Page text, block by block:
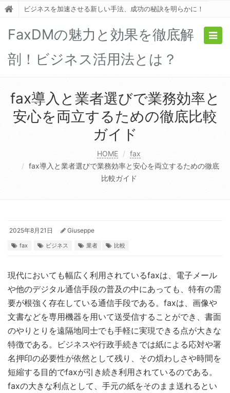
ビジネスを加速させる新しい手法、成功の秘訣を明らかに！
FaxDMの魅力と効果を徹底解
剖！ビジネス活用法とは？
fax導入と業者選びで業務効率と
安心を両立するための徹底比較
ガイド
HOME
fax
fax導入と業者選びで業務効率と安心を両立するための徹底
比較ガイド
2025年8月21日 Giuseppe
fax ビジネス 業者 比較
現代においても幅広く利用されているfaxは、電子メール
や他のデジタル通信手段の普及の中にあっても、特有の需
要が根強く存在している通信手段である。 faxは、画像や
文書などを専用機器を用いて送受信することができ、書面
のやりとりを遠隔地同士でも手軽に実現できる点が大きな
特徴である。ビジネスや行政手続きでは紙による応対や署
名押印の必要性が依然として残り、その煩わしさや時間を
短縮する目的でfaxが引き続き利用されているのである。
faxの大きな利点として、手元の紙をそのまま送れるとい